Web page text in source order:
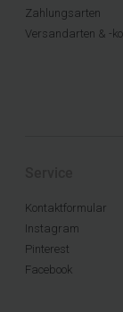
Zahlungsarten
Versandarten & -
Kontaktformular
Instagram
Pinterest
Facebook